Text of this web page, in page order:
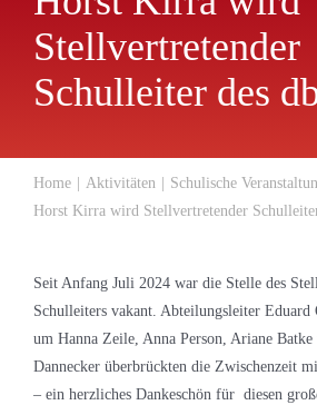
Stellvertretender
Schulleiter des
Home Aktivitäten
Schulische
Horst Kirra wird Stellvertretender
Seit Anfang Juli 2024 war die Stelle des
Schulleiters vakant. Abteilungsleiter Eduard
um Hanna Zeile, Anna Person, Ariane Batke
Dannecker überbrückten die Zwischenzeit
– ein herzliches Dankeschön für diesen